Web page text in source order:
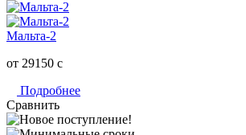
Мальта-2
от 29150 c
Подробнее
Сравнить